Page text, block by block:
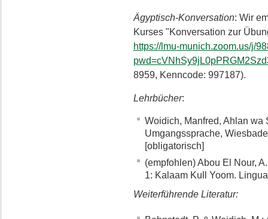
Ägyptisch-Konversation: Wir
Kurses "Konversation zur
https://lmu-munich.zoom.us/j/
8959, Kenncode: 997187).
Lehrbücher:
Woidich, Manfred, Ahlan
Umgangssprache,
[obligatorisch]
(empfohlen) Abou El Nour,
1: Kalaam Kull Yoom.
Weiterführende Literatur: